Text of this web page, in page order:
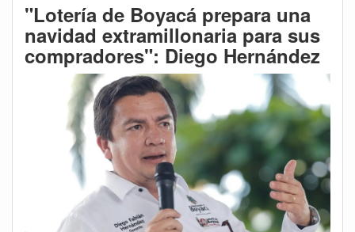
"Lotería de Boyacá prepara una
navidad extramillonaria para sus
compradores": Diego Hernández